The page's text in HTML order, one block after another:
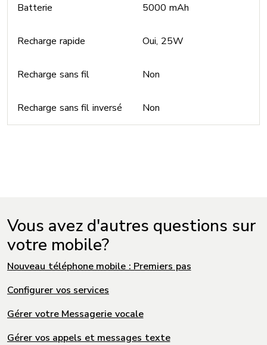
Batterie 5000 mAh
Recharge rapide Oui, 25W
Recharge sans fil Non
Recharge sans fil inversé Non
Vous avez d'autres questions sur
votre mobile?
Nouveau téléphone mobile : Premiers pas
Configurer vos services
Gérer votre Messagerie vocale
Gérer vos appels et messages texte